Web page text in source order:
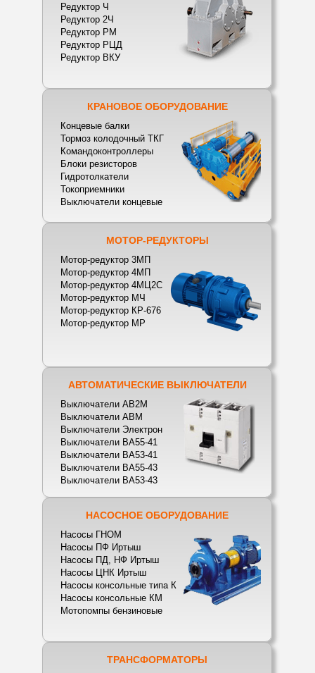
Редуктор Ч
Редуктор 2Ч
Редуктор РМ
Редуктор РЦД
Редуктор ВКУ
КРАНОВОЕ ОБОРУДОВАНИЕ
Концевые балки
Тормоз колодочный ТКГ
Командоконтроллеры
Блоки резисторов
Гидротолкатели
Токоприемники
Выключатели концевые
МОТОР-РЕДУКТОРЫ
Мотор-редуктор 3МП
Мотор-редуктор 4МП
Мотор-редуктор 4МЦ2С
Мотор-редуктор МЧ
Мотор-редуктор КР-676
Мотор-редуктор МР
АВТОМАТИЧЕСКИЕ ВЫКЛЮЧАТЕЛИ
Выключатели АВ2М
Выключатели АВМ
Выключатели Электрон
Выключатели ВА55-41
Выключатели ВА53-41
Выключатели ВА55-43
Выключатели ВА53-43
НАСОСНОЕ ОБОРУДОВАНИЕ
Насосы ГНОМ
Насосы ПФ Иртыш
Насосы ПД, НФ Иртыш
Насосы ЦНК Иртыш
Насосы консольные типа К
Насосы консольные КМ
Мотопомпы бензиновые
ТРАНСФОРМАТОРЫ